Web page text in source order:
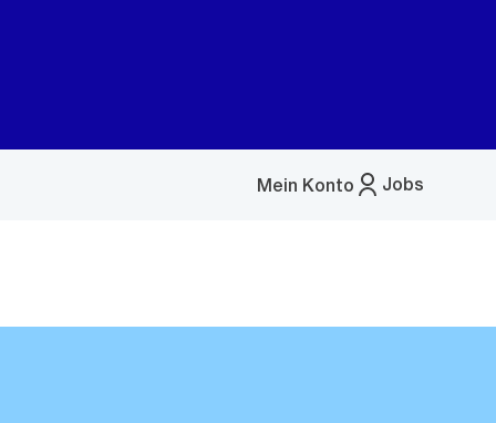
Jobs
Mein Konto
Menü